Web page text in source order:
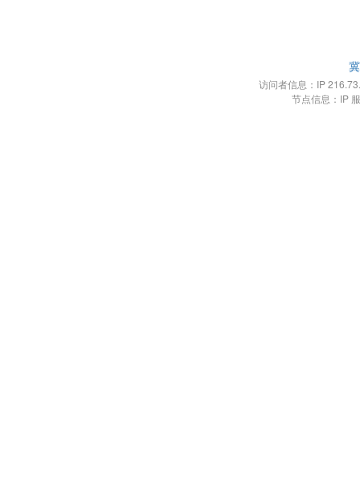
访问者信息：IP
节点信息：IP